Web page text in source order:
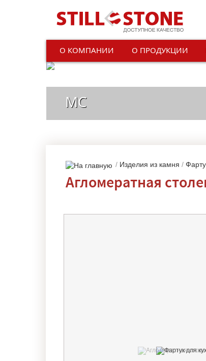
О КОМПАНИИ О ПРОДУКЦИИ
МС
/ Изделия из камня /
Агломератная